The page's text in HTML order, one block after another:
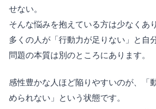
せない。
そんな悩みを抱えている方は少なくあ
多くの人が「行動力が足りない」と自
問題の本質は別のところにあります。
感性豊かな人ほど陥りやすいのが、「
められない」という状態です。